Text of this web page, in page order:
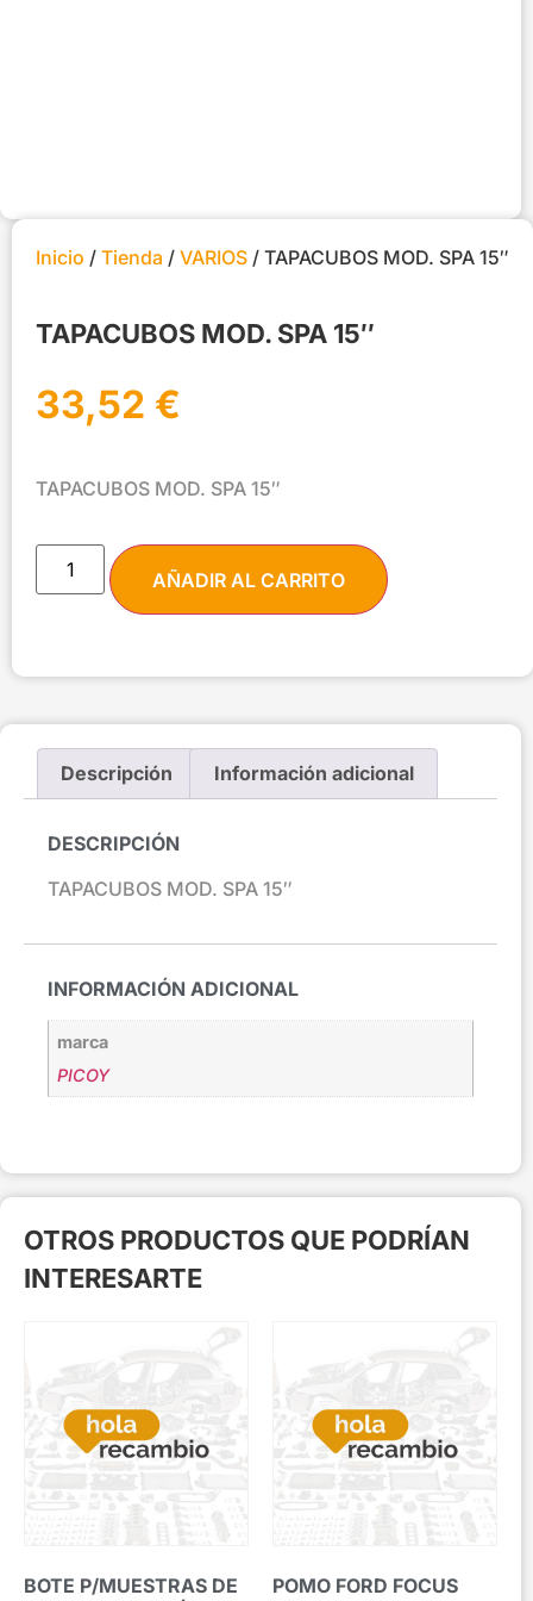
Inicio / Tienda / VARIOS / TAPACUBOS MOD. SPA 15″
TAPACUBOS MOD. SPA 15″
33,52 €
TAPACUBOS MOD. SPA 15″
AÑADIR AL CARRITO
Descripción Información adicional
DESCRIPCIÓN
TAPACUBOS MOD. SPA 15″
INFORMACIÓN ADICIONAL
marca
PICOY
OTROS PRODUCTOS QUE PODRÍAN
INTERESARTE
BOTE P/MUESTRAS DE
POMO FORD FOCUS